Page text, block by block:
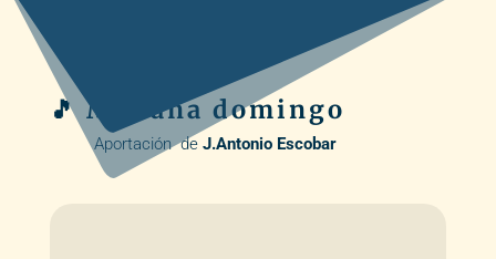
🎵 Mañana domingo
Aportación de J.Antonio Escobar